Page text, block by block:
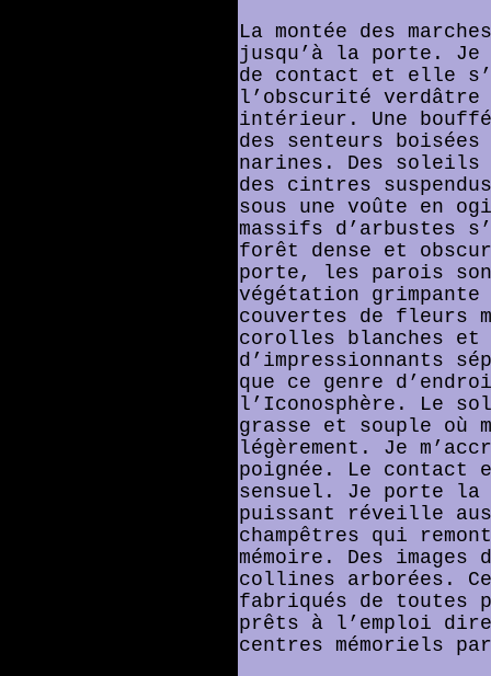
La montée des
jusqu’à la porte. Je
de contact et elle
l’obscurité verdâtre
intérieur. Une
des senteurs
narines. Des soleils
des cintres
sous une voûte en
massifs d’arbustes
forêt dense et
porte, les parois
végétation
couvertes de fleurs
corolles blanches
d’impressionnants
que ce genre
l’Iconosphère. Le
grasse et souple où
légèrement. Je
poignée. Le contact
sensuel. Je porte la
puissant réveille
champêtres qui
mémoire. Des
collines arborées.
fabriqués de toutes
prêts à l’emploi
centres mémoriels